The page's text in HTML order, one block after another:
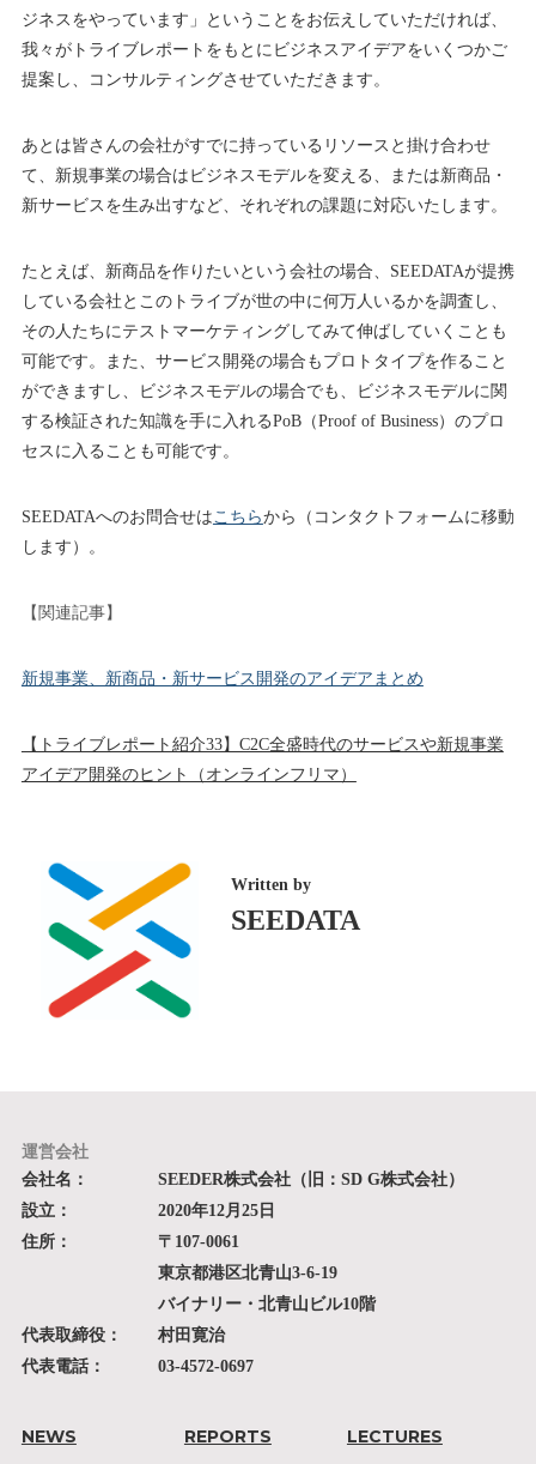
Written by
SEEDATA
ジネスをやっています」ということをお伝えしていただければ、
我々がトライブレポートをもとにビジネスアイデアをいくつかご
提案し、コンサルティングさせていただきます。
あとは皆さんの会社がすでに持っているリソースと掛け合わせ
て、新規事業の場合はビジネスモデルを変える、または新商品・
新サービスを生み出すなど、それぞれの課題に対応いたします。
たとえば、新商品を作りたいという会社の場合、SEEDATAが提携
している会社とこのトライブが世の中に何万人いるかを調査し、
その人たちにテストマーケティングしてみて伸ばしていくことも
可能です。また、サービス開発の場合もプロトタイプを作ること
ができますし、ビジネスモデルの場合でも、ビジネスモデルに関
する検証された知識を手に入れるPoB（Proof of Business）のプロ
セスに入ることも可能です。
SEEDATAへのお問合せは こちらから（コンタクトフォームに移動
します）。
【関連記事】
新規事業、新商品・新サービス開発のアイデアまとめ
【トライブレポート紹介33】C2C全盛時代のサービスや新規事業
アイデア開発のヒント（オンラインフリマ）
運営会社
会社名：
SEEDER株式会社（旧：SD G株式会社）
設立：
2020年12月25日
住所：
〒107-0061
東京都港区北青山3-6-19
バイナリー・北青山ビル10階
代表取締役：
村田寛治
代表電話：
03-4572-0697
NEWS REPORTS LECTURES